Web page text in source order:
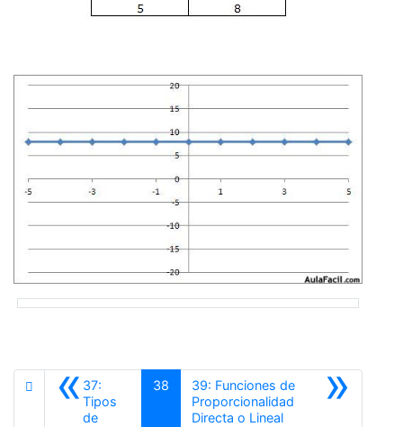
«37:
Tipos
de
38 »
39: Funciones de
Proporcionalidad
Directa o LinealSiguiente